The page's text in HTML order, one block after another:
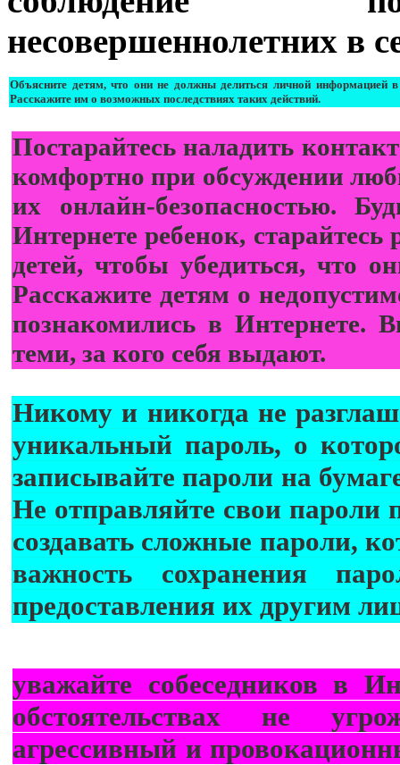
несовершеннолетних в
Объясните детям, что они не должны делиться личной информацией
Расскажите им о возможных последствиях таких действий.
Постарайтесь наладить
комфортно при обсуждении
их онлайн-безопасностью.
Интернете ребенок,
детей, чтобы убедиться, что
Расскажите детям о
познакомились в Интернете.
теми, за кого себя выдают.
Никому и никогда не
уникальный пароль, о
записывайте пароли на
Не отправляйте свои пароли
создавать сложные пароли,
важность сохранения
предоставления их другим
уважайте собеседников в
обстоятельствах не
агрессивный и